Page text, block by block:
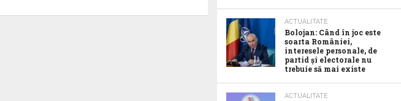
ACTUALITATE
Bolojan: Când în joc este
soarta României,
interesele personale, de
partid și electorale nu
trebuie să mai existe
ACTUALITATE